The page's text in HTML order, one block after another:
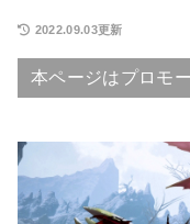
2022.09.03更新
本ページはプロモ